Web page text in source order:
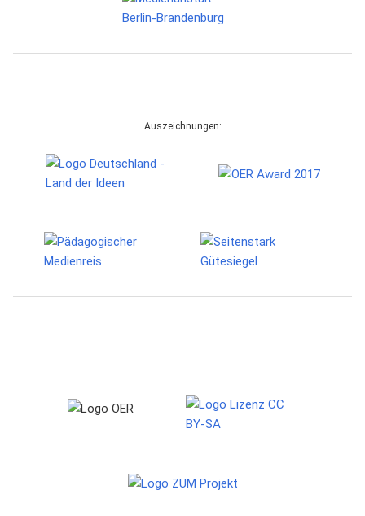
Auszeichnungen: